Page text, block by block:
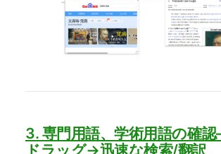
3. 専門用語、学術用語の確
ドラッグ→迅速な検索/翻訳